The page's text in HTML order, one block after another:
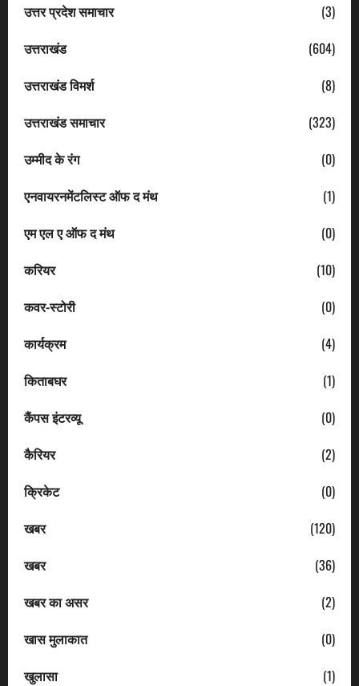
उत्तर प्रदेश समाचार
(3)
उत्तराखंड
(604)
उत्तराखंड विमर्श
(8)
उत्तराखंड समाचार
(323)
उम्मीद के रंग
(0)
एनवायरनमेंटलिस्ट ऑफ द मंथ
(1)
एम एल ए ऑफ द मंथ
(0)
करियर
(10)
कवर-स्टोरी
(0)
कार्यक्रम
(4)
किताबघर
(1)
कैंपस इंटरव्यू
(0)
कैरियर
(2)
क्रिकेट
(0)
खबर
(120)
खबर
(36)
खबर का असर
(2)
खास मुलाकात
(0)
खुलासा
(1)